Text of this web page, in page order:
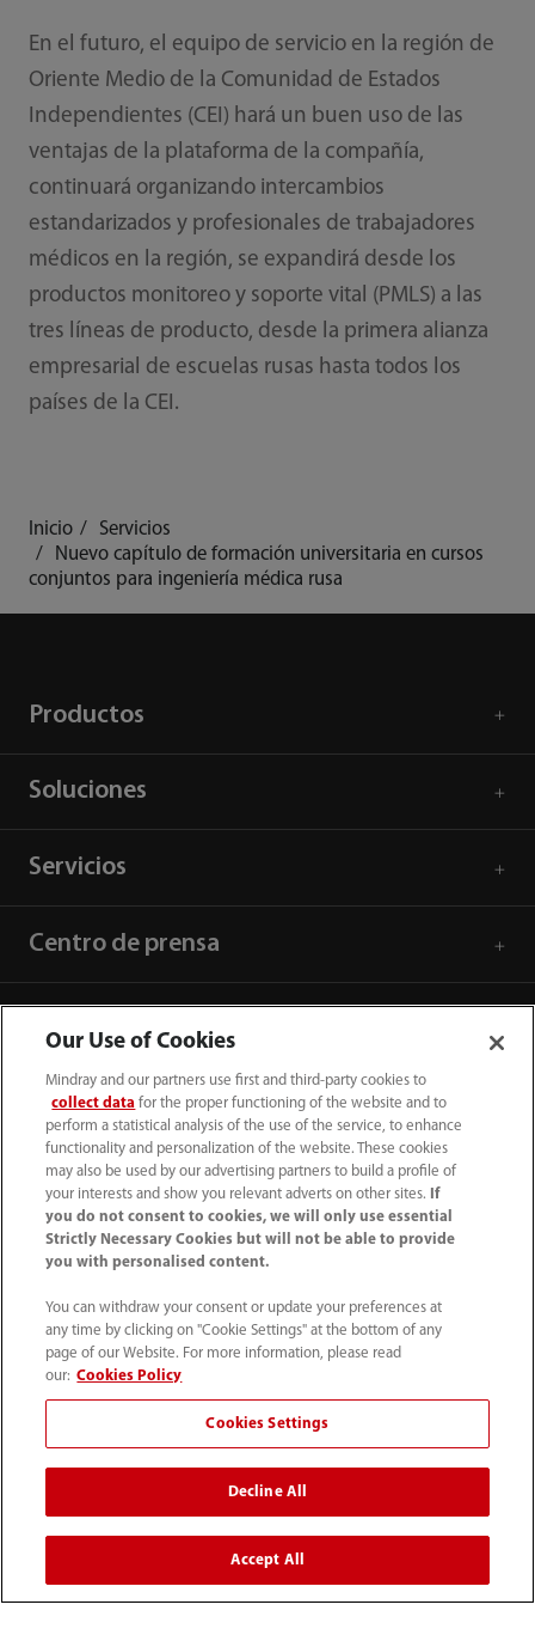
En el futuro, el equipo de servicio en la región de
Oriente Medio de la Comunidad de Estados
Independientes (CEI) hará un buen uso de las
ventajas de la plataforma de la compañía,
continuará organizando intercambios
estandarizados y profesionales de trabajadores
médicos en la región, se expandirá desde los
productos monitoreo y soporte vital (PMLS) a las
tres líneas de producto, desde la primera alianza
empresarial de escuelas rusas hasta todos los
países de la CEI.
Inicio
Servicios
Nuevo capítulo de formación universitaria en cursos
conjuntos para ingeniería médica rusa
Productos
Soluciones
Servicios
Centro de prensa
Acerca de Mindray
Información de contacto
52 55 5661 9450
intl-market@mindray.com
Condiciones de uso｜Mapa del sitio｜Aviso cookies｜
Our Use of Cookies
Mindray and our partners use first and third-party cookies to
collect data for the proper functioning of the website and to
perform a statistical analysis of the use of the service, to enhance
functionality and personalization of the website. These cookies
may also be used by our advertising partners to build a profile of
your interests and show you relevant adverts on other sites.
If
you do not consent to cookies, we will only use essential
Strictly Necessary Cookies but will not be able to provide
you with personalised content.
You can withdraw your consent or update your preferences at
any time by clicking on "Cookie Settings" at the bottom of any
page of our Website. For more information, please read
our: Cookies Policy
Cookies Settings
Decline All
Accept All